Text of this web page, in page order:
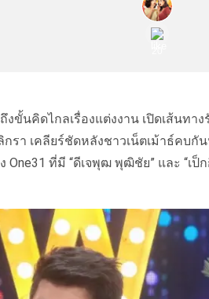
งขั้นคิดไกลเรื่องแต่งงาน เปิดเส้นทาง
รา เคลียร์ชัดหลังชาวเน็ตเม้าธ์คบกั
One31 ที่มี “ดีเจพุฒ พุฒิชัย” และ “เ